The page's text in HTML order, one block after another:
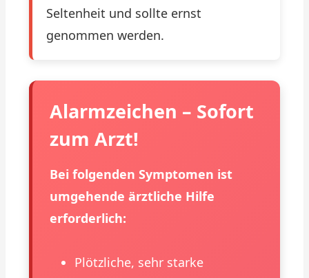
Seltenheit und sollte ernst
genommen werden.
Alarmzeichen – Sofort
zum Arzt!
Bei folgenden Symptomen ist
umgehende ärztliche Hilfe
erforderlich:
Plötzliche, sehr starke